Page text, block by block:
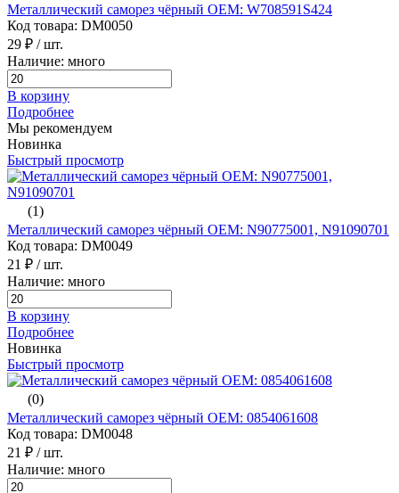
Металлический саморез чёрный ОЕМ: W708591S424
Код товара: DM0050
29 ₽ / шт.
Наличие: много
В корзину
Подробнее
Мы рекомендуем
Новинка
Быстрый просмотр
(1)
Металлический саморез чёрный ОЕМ: N90775001, N91090701
Код товара: DM0049
21 ₽ / шт.
Наличие: много
В корзину
Подробнее
Новинка
Быстрый просмотр
(0)
Металлический саморез чёрный ОЕМ: 0854061608
Код товара: DM0048
21 ₽ / шт.
Наличие: много